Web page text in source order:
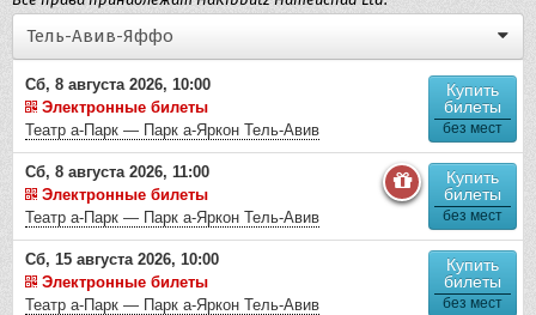
Тель-Авив-Яффо
Сб, 8 августа 2026, 10:00
Электронные билеты
Театр а-Парк — Парк а-Яркон Тель-Авив
Купить
билеты
без мест
Сб, 8 августа 2026, 11:00
Электронные билеты
Театр а-Парк — Парк а-Яркон Тель-Авив
Купить
билеты
без мест
Сб, 15 августа 2026, 10:00
Электронные билеты
Театр а-Парк — Парк а-Яркон Тель-Авив
Купить
билеты
без мест